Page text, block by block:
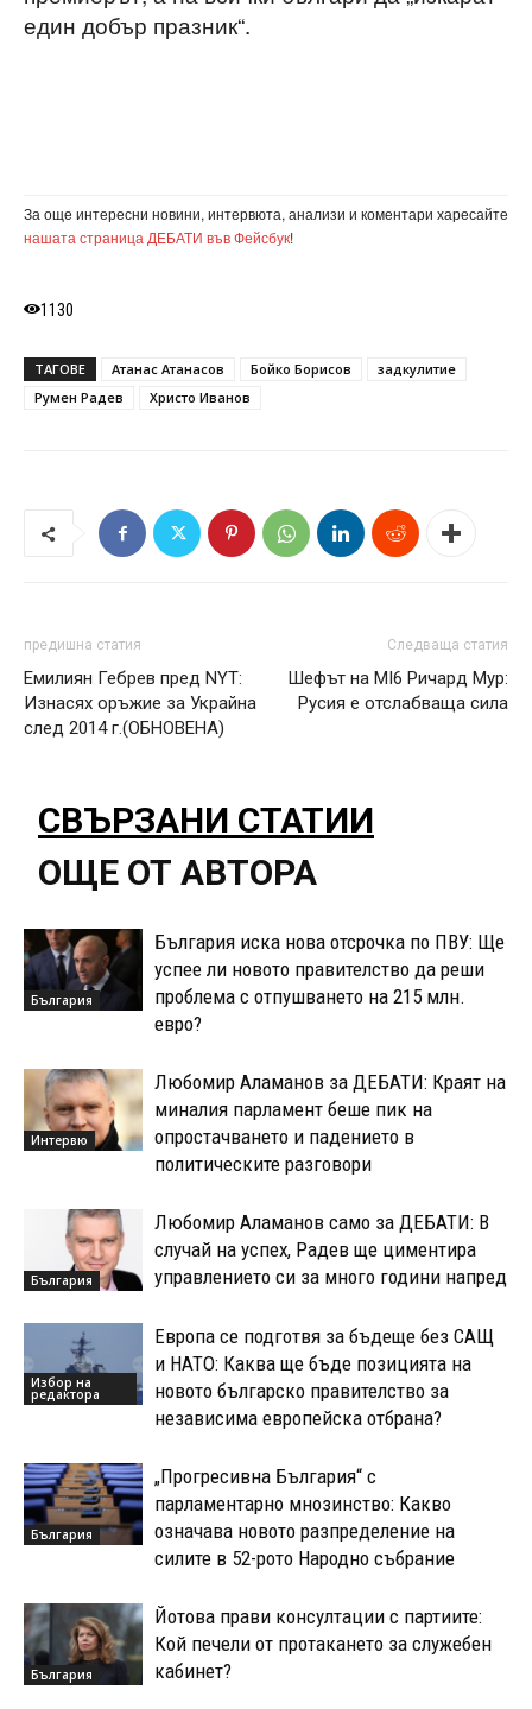
един добър празник“.
За още интересни новини, интервюта, анализи и коментари харесайте
нашата страница ДЕБАТИ във Фейсбук!
1130
ТАГОВЕ Атанас Атанасов Бойко Борисов
задкулитие
Румен Радев
Христо Иванов
предишна статия
Емилиян Гебрев пред NYТ:
Изнасях оръжие за Украйна
след 2014 г.(ОБНОВЕНА)
Следваща статия
Шефът на MI6 Ричард Мур:
Русия е отслабваща сила
СВЪРЗАНИ СТАТИИ
ОЩЕ ОТ АВТОРА
България
България иска нова отсрочка по ПВУ: Ще
успее ли новото правителство да реши
проблема с отпушването на 215 млн.
евро?
Интервю
Любомир Аламанов за ДЕБАТИ: Краят на
миналия парламент беше пик на
опростачването и падението в
политическите разговори
България
Любомир Аламанов само за ДЕБАТИ: В
случай на успех, Радев ще циментира
управлението си за много години напред
Избор на
редактора
Европа се подготвя за бъдеще без САЩ
и НАТО: Каква ще бъде позицията на
новото българско правителство за
независима европейска отбрана?
България
„Прогресивна България“ с
парламентарно мнозинство: Какво
означава новото разпределение на
силите в 52-рото Народно събрание
България
Йотова прави консултации с партиите:
Кой печели от протакането за служебен
кабинет?